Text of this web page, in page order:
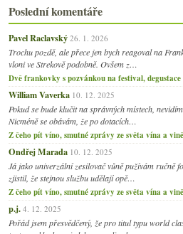
Poslední komentáře
Pavel Raclavský 26. 1. 2026
Trochu pozdě, ale přece jen bych reagoval na
vloni ve Strekově podobně. Ovšem z…
Dvě frankovky s pozvánkou na festival,
William Vaverka 10. 12. 2025
Pokud se bude klučit na správných místech,
Nicméně se obávám, že po dotacích…
Z čeho pít víno, smutné zprávy ze světa vína a
Ondřej Marada 10. 12. 2025
Já jako univerzální zesilovač vůně pužívám ručně
zjistil, že stejnou službu udělají opě…
Z čeho pít víno, smutné zprávy ze světa vína a
p.j. 4. 12. 2025
Pořád jsem přesvědčený, že pro titul typu world